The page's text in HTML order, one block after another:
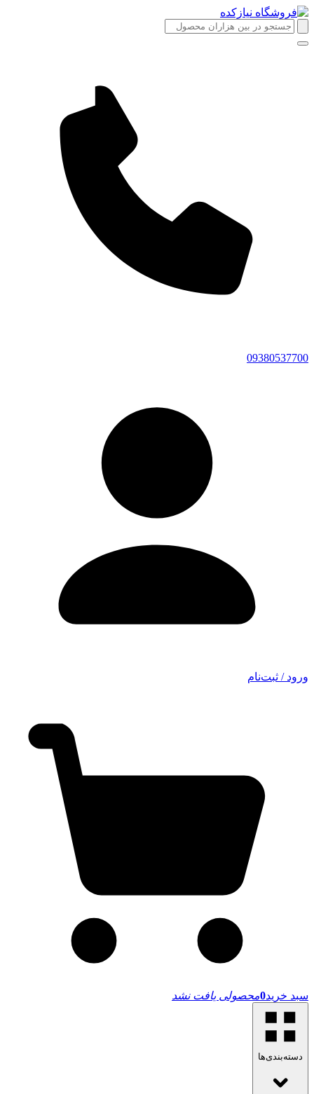
09380537700
ورود / ثبت‌نام
سبد خرید0محصولی یافت نشد
دسته‌بندی‌ها